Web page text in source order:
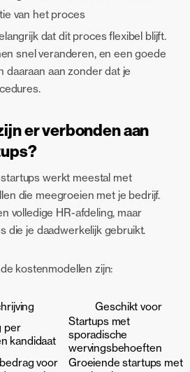
van het proces
dat dit proces flexibel blijft.
snel veranderen, en een goede
daaraan aan zonder dat je
er verbonden aan
werkt meestal met
die meegroeien met je bedrijf.
volledige HR-afdeling, maar
die je daadwerkelijk gebruikt.
kostenmodellen zijn:
Geschikt voor
per
kandidaat
Startups met
sporadische
wervingsbehoeften
voor
Groeiende startups met